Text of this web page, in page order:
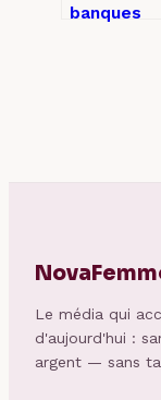
banques
Le média qui
d'aujourd'hui :
argent — sans